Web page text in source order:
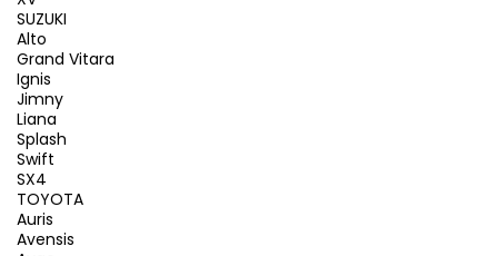
SUZUKI
Alto
Grand Vitara
Ignis
Jimny
Liana
Splash
Swift
SX4
TOYOTA
Auris
Avensis